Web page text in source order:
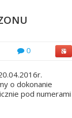
0
o dokonanie
pod numerami